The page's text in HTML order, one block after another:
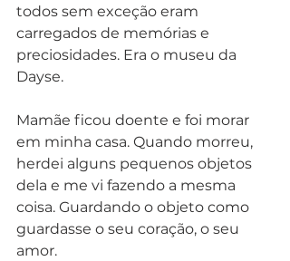
todos sem exceção eram
carregados de memórias e
preciosidades. Era o museu da
Dayse.
Mamãe ficou doente e foi morar
em minha casa. Quando morreu,
herdei alguns pequenos objetos
dela e me vi fazendo a mesma
coisa. Guardando o objeto como
guardasse o seu coração, o seu
amor.